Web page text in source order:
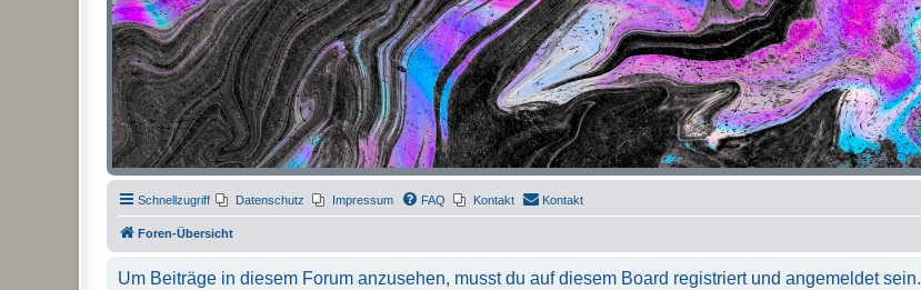
Schnellzugriff Datenschutz Impressum FAQ Kontakt Kontakt
Foren-Übersicht
Um Beiträge in diesem Forum anzusehen, musst du auf diesem Board registriert und angemeldet sein.